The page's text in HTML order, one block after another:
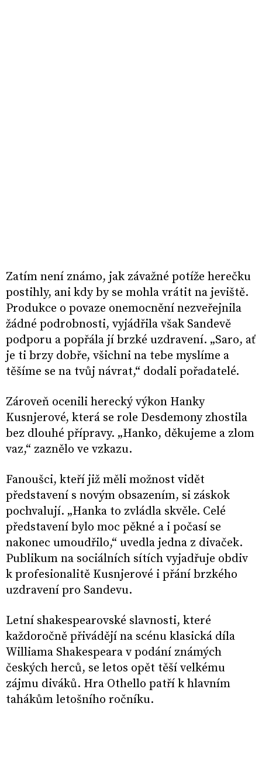
Zatím není známo, jak závažné potíže herečku
postihly, ani kdy by se mohla vrátit na jeviště.
Produkce o povaze onemocnění nezveřejnila
žádné podrobnosti, vyjádřila však Sandevě
podporu a popřála jí brzké uzdravení. „Saro, ať
je ti brzy dobře, všichni na tebe myslíme a
těšíme se na tvůj návrat,“ dodali pořadatelé.
Zároveň ocenili herecký výkon Hanky
Kusnjerové, která se role Desdemony zhostila
bez dlouhé přípravy. „Hanko, děkujeme a zlom
vaz,“ zaznělo ve vzkazu.
Fanoušci, kteří již měli možnost vidět
představení s novým obsazením, si záskok
pochvalují. „Hanka to zvládla skvěle. Celé
představení bylo moc pěkné a i počasí se
nakonec umoudřilo,“ uvedla jedna z divaček.
Publikum na sociálních sítích vyjadřuje obdiv
k profesionalitě Kusnjerové i přání brzkého
uzdravení pro Sandevu.
Letní shakespearovské slavnosti, které
každoročně přivádějí na scénu klasická díla
Williama Shakespeara v podání známých
českých herců, se letos opět těší velkému
zájmu diváků. Hra Othello patří k hlavním
tahákům letošního ročníku.